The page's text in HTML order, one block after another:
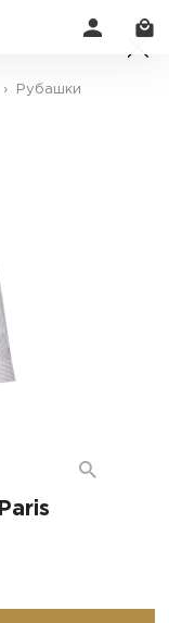
› Рубашки